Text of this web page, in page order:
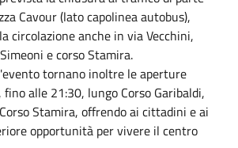
Cavour (lato capolinea autobus),
circolazione anche in via Vecchini,
e corso Stamira.
tornano inoltre le aperture
alle 21:30, lungo Corso Garibaldi,
Stamira, offrendo ai cittadini e ai
opportunità per vivere il centro